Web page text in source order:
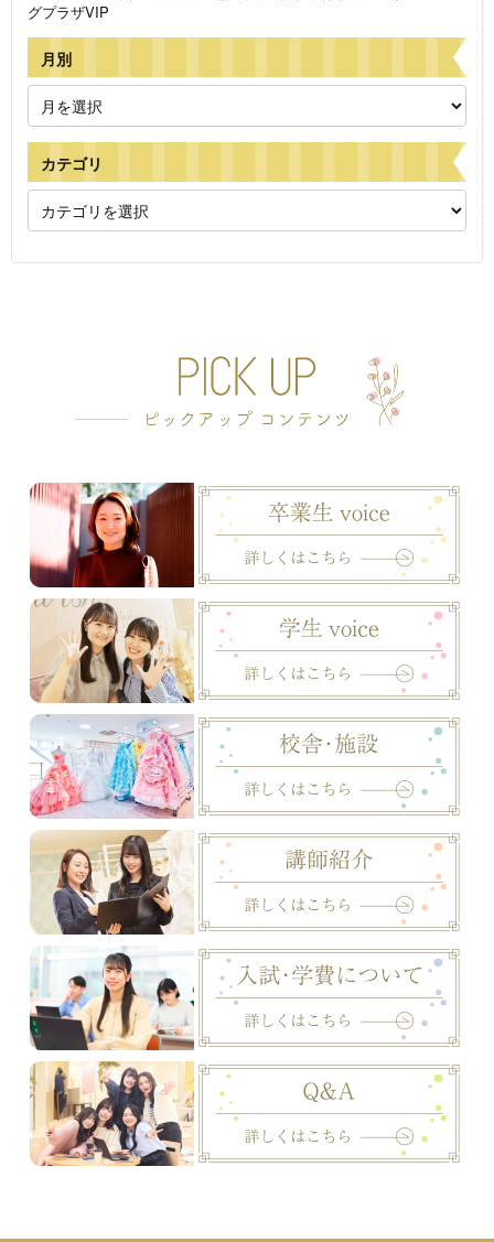
グプラザVIP
月別
カテゴリ